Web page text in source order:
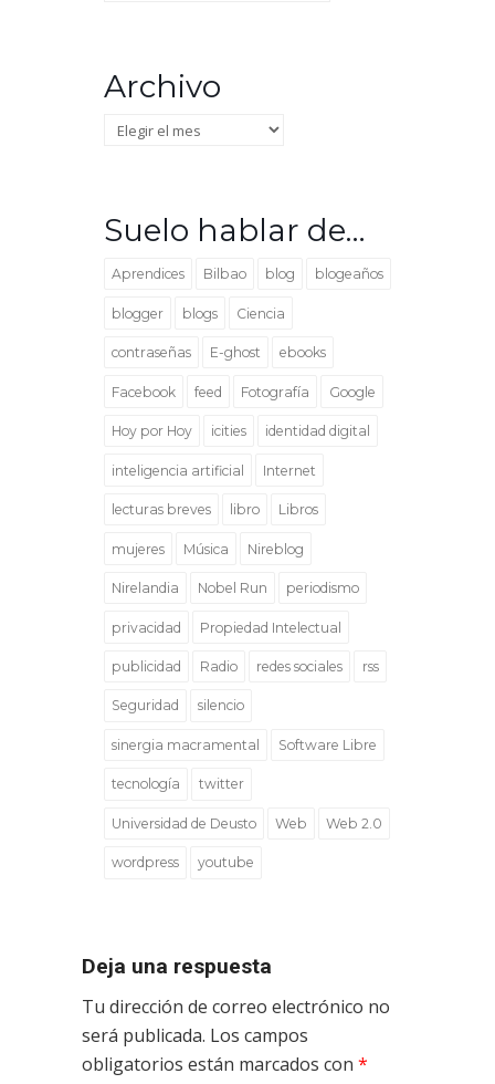
Archivo
Archivo
Suelo hablar de…
Aprendices Bilbao blog blogeaños
blogger blogs Ciencia
contraseñas E-ghost ebooks
Facebook feed Fotografía Google
Hoy por Hoy icities identidad digital
inteligencia artificial Internet
lecturas breves libro Libros
mujeres Música Nireblog
Nirelandia Nobel Run periodismo
privacidad Propiedad Intelectual
publicidad Radio redes sociales rss
Seguridad silencio
sinergia macramental Software Libre
tecnología twitter
Universidad de Deusto Web Web 2.0
wordpress youtube
Deja una respuesta
Tu dirección de correo electrónico no
será publicada. Los campos
obligatorios están marcados con *